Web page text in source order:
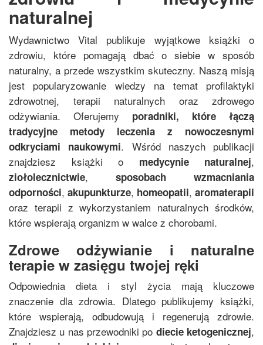
naturalnej
Wydawnictwo Vital publikuje wyjątkowe książki o
zdrowiu, które pomagają dbać o siebie w sposób
naturalny, a przede wszystkim skuteczny. Naszą misją
jest popularyzowanie wiedzy na temat profilaktyki
zdrowotnej, terapii naturalnych oraz zdrowego
odżywiania. Oferujemy poradniki, które łączą
tradycyjne metody leczenia z nowoczesnymi
odkryciami naukowymi. Wśród naszych publikacji
znajdziesz książki o medycynie naturalnej,
ziołolecznictwie, sposobach wzmacniania
odporności, akupunkturze, homeopatii, aromaterapii
oraz terapii z wykorzystaniem naturalnych środków,
które wspierają organizm w walce z chorobami.
Zdrowe odżywianie i naturalne
terapie w zasięgu twojej ręki
Odpowiednia dieta i styl życia mają kluczowe
znaczenie dla zdrowia. Dlatego publikujemy książki,
które wspierają, odbudowują i regenerują zdrowie.
Znajdziesz u nas przewodniki po diecie ketogenicznej,